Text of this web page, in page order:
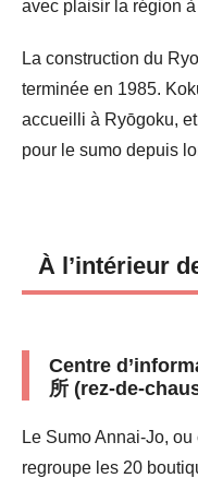
avec plaisir la région
La construction du
terminée en 1985.
accueilli à Ryōgoku,
pour le sumo depuis
À l’intérieur
Centre
所 (rez-de-
Le Sumo Annai-Jo,
regroupe les 20